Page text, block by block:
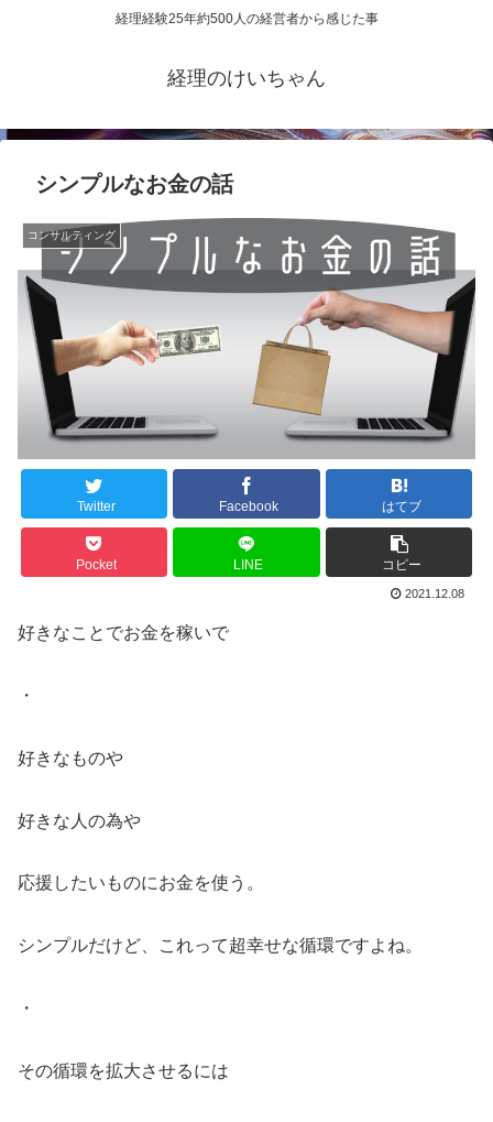
経理経験25年約500人の経営者から感じた事
経理のけいちゃん
シンプルなお金の話
コンサルティング
Twitter Facebook はてブ
Pocket LINE コピー
2021.12.08
好きなことでお金を稼いで
・
好きなものや
好きな人の為や
応援したいものにお金を使う。
シンプルだけど、これって超幸せな循環ですよね。
・
その循環を拡大させるには